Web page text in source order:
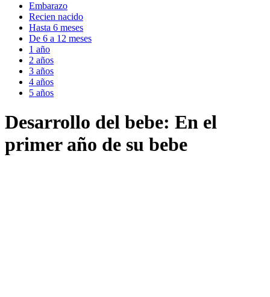
Embarazo
Recien nacido
Hasta 6 meses
De 6 a 12 meses
1 año
2 años
3 años
4 años
5 años
Desarrollo del bebe: En el
primer año de su bebe